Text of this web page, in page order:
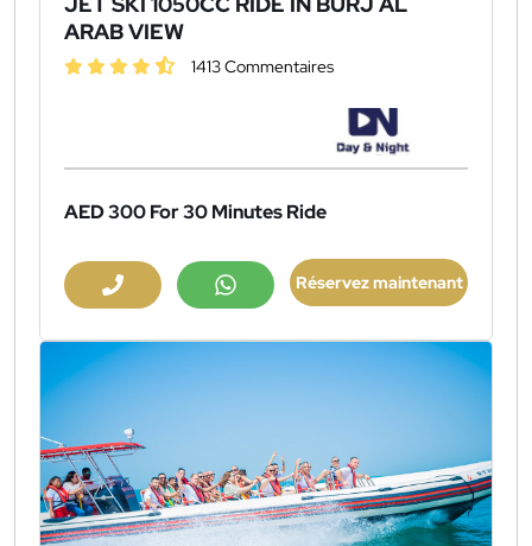
ARAB VIEW
1413 Commentaires
AED 300For 30 Minutes Ride
Réservez maintenant